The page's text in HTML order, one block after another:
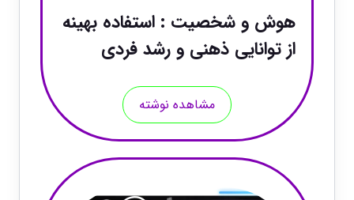
هوش و شخصیت : استفاده بهینه
از توانایی ذهنی و رشد فردی
مشاهده نوشته